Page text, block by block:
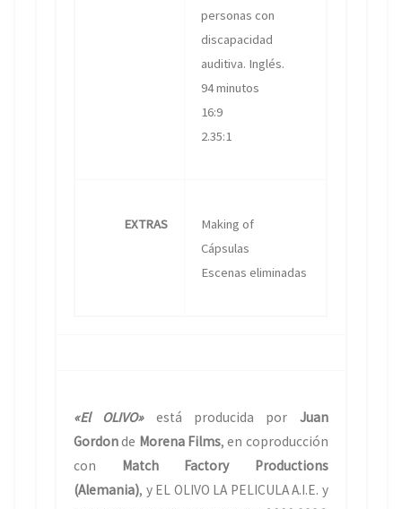
personas con
discapacidad
auditiva. Inglés.
94 minutos
16:9
2.35:1
EXTRAS
Making of
Cápsulas
Escenas eliminadas
«El OLIVO»está producida por Juan
Gordonde Morena Films, en coproducción
con Match Factory Productions
(Alemania), y EL OLIVO LA PELICULA A.I.E. y